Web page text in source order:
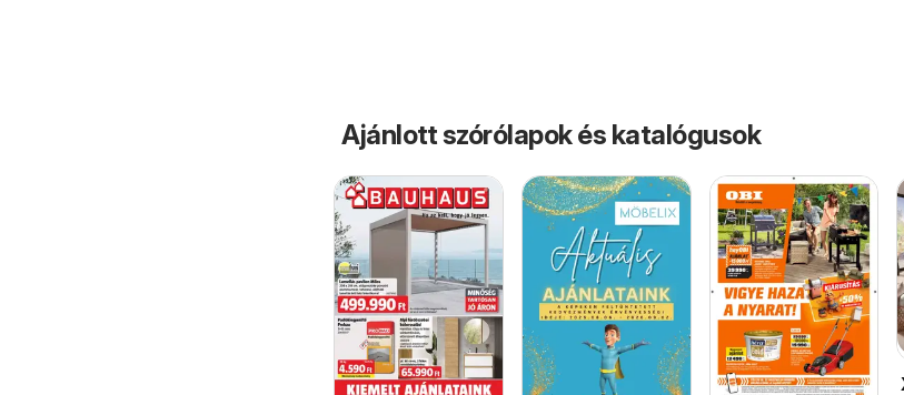
Ajánlott szórólapok és katalógusok